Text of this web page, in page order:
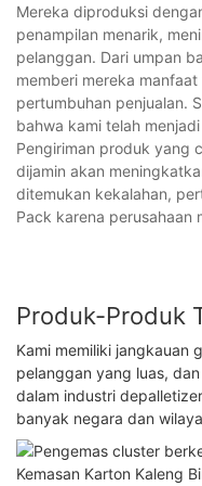
Mereka diproduksi
penampilan menarik,
pelanggan. Dari umpan
memberi mereka
pertumbuhan penjualan.
bahwa kami telah
Pengiriman produk yang
dijamin akan
ditemukan kekalahan,
Pack karena perusahaan
Produk-Produk
Kami memiliki jangkauan
pelanggan yang luas,
dalam industri
banyak negara dan